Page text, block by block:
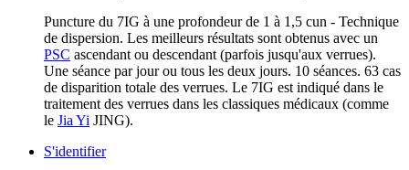
Puncture du 7IG à une profondeur de 1 à 1,5 cun - Technique
de dispersion. Les meilleurs résultats sont obtenus avec un
PSC ascendant ou descendant (parfois jusqu'aux verrues).
Une séance par jour ou tous les deux jours. 10 séances. 63 cas
de disparition totale des verrues. Le 7IG est indiqué dans le
traitement des verrues dans les classiques médicaux (comme
le Jia Yi JING).
S'identifier